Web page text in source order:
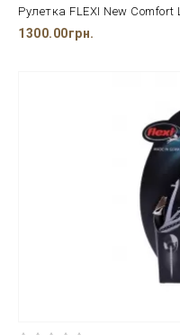
Рулетка FLEXI New Comfort L
1300.00грн.